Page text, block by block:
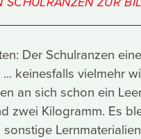
SCHULRANZEN ZUR
Der Schulranzen
keinesfalls vielmehr
an sich schon ein
zwei Kilogramm. Es